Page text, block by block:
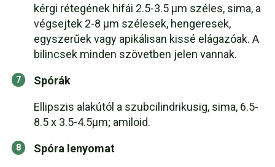
kérgi rétegének hifái 2.5-3.5 µm széles, sima, a
végsejtek 2-8 µm szélesek, hengeresek,
egyszerűek vagy apikálisan kissé elágazóak. A
bilincsek minden szövetben jelen vannak.
Spórák
Ellipszis alakútól a szubcilindrikusig, sima, 6.5-
8.5 x 3.5-4.5μm; amiloid.
Spóra lenyomat